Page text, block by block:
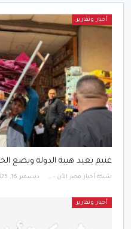
أخبار وتقارير
غنيم يعيد هيبة الدولة ويضع
شبكة أخبار مصر الأن - Egypt News Network Now ديسمبر 16, 2025
أخبار وتقارير